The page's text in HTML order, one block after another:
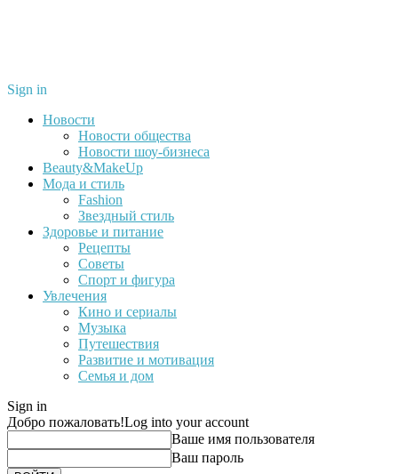
Sign in
Новости
Новости общества
Новости шоу-бизнеса
Beauty&MakeUp
Мода и стиль
Fashion
Звездный стиль
Здоровье и питание
Рецепты
Советы
Спорт и фигура
Увлечения
Кино и сериалы
Музыка
Путешествия
Развитие и мотивация
Семья и дом
Sign in
Добро пожаловать!Log into your account
Ваше имя пользователя
Ваш пароль